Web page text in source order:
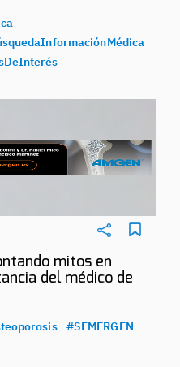
mitos en
del médico de
#SEMERGEN